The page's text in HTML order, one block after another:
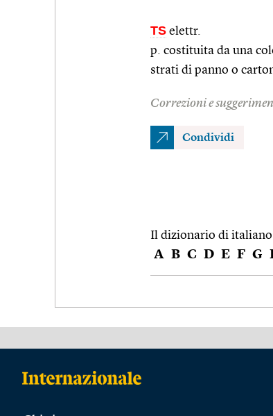
TS elettr.
p. costituita da una
strati di panno o
Correzioni e
Condividi
Il dizionario di italiano
A B C D E F G